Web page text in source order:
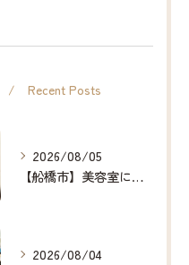
Recent Posts
2026/08/05
【船橋市】美容室に行けない…をなくしたい✂️✨
2026/08/04